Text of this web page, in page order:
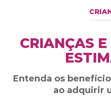
CRIANÇAS
Entenda os
ao adquirir